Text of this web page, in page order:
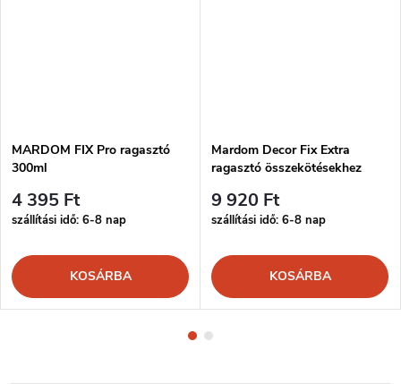
MARDOM FIX Pro ragasztó
300ml
4 395 Ft
szállítási idő: 6-8 nap
KOSÁRBA
Mardom Decor Fix Extra
ragasztó összekötésekhez
9 920 Ft
szállítási idő: 6-8 nap
KOSÁRBA